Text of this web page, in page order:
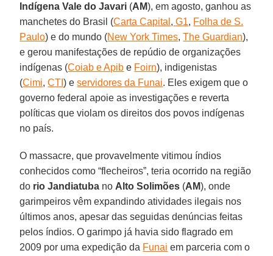
Indígena Vale do Javari (AM), em agosto, ganhou as
manchetes do Brasil (Carta Capital , G1, Folha de S.
Paulo) e do mundo (New York Times,The Guardian),
e gerou manifestações de repúdio de organizações
indígenas (Coiab e Apib e Foirn), indigenistas
(Cimi,CTI) eservidores da Funai. Eles exigem que o
governo federal apoie as investigações e reverta
políticas que violam os direitos dos povos indígenas
no país.
O massacre, que provavelmente vitimou índios
conhecidos como “flecheiros”, teria ocorrido na região
do rio Jandiatuba no Alto Solimões (AM), onde
garimpeiros vêm expandindo atividades ilegais nos
últimos anos, apesar das seguidas denúncias feitas
pelos índios. O garimpo já havia sido flagrado em
2009 por uma expedição da Funai em parceria com o